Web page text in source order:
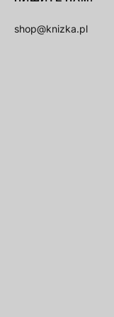
shop@knizka.pl